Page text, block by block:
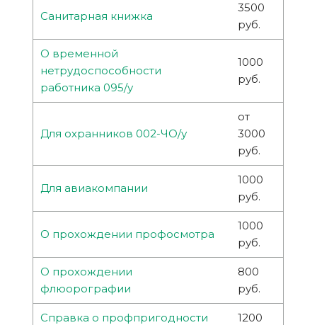
Санитарная книжка
3500
руб.
О временной
нетрудоспособности
работника 095/у
1000
руб.
Для охранников 002-ЧО/у
от
3000
руб.
Для авиакомпании
1000
руб.
О прохождении профосмотра
1000
руб.
О прохождении
флюорографии
800
руб.
Справка о профпригодности
1200